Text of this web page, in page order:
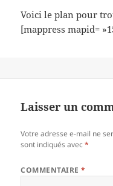
Voici le plan pour
[mappress mapid=
Laisser un
Votre adresse e-mail ne
sont indiqués avec*
COMMENTAIRE*